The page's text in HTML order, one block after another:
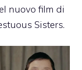
nuovo film di
Sisters.